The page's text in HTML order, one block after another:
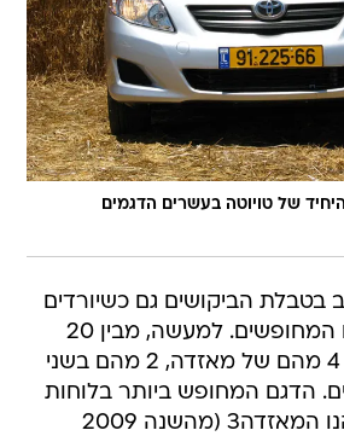
של טויוטה בעשרים הדגמים
בטבלת הביקושים גם כשיורדים
לרזולוציית הדגמים המחופשים. למעשה, מבין 20
הדגמים המובילים, 4 מהם של מאזדה, 2 מהם בשני
הדגם המחופש ביותר בלוחות
המכירה של יד 2 הנו המאזדה3 (מהשנה 2009